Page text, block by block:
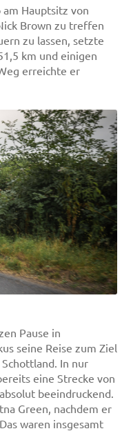
am Hauptsitz von
Brown zu treffen
zu lassen, setzte
km und einigen
erreichte er
Pause in
seine Reise zum Ziel
In nur
eine Strecke von
beeindruckend.
Green, nachdem er
waren insgesamt